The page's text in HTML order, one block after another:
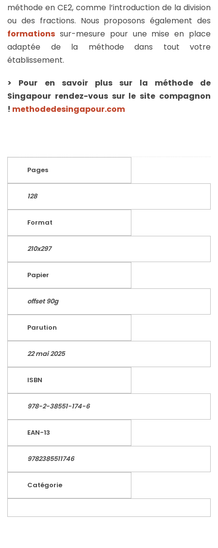
méthode en CE2, comme l’introduction de la division
ou des fractions. Nous proposons également des
formations sur-mesure pour une mise en place
adaptée de la méthode dans tout votre
établissement.
> Pour en savoir plus sur la méthode de
Singapour rendez-vous sur le site compagnon
! methodedesingapour.com
Pages
128
Format
210x297
Papier
offset 90g
Parution
22 mai 2025
ISBN
978-2-38551-174-6
EAN-13
9782385511746
Catégorie